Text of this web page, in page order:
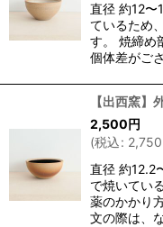
直径 約12
ているため
す。 焼締め
個体差がご
【出西窯】
2,500円
(税込: 2,750
直径 約12.2
で焼いてい
薬のかかり
文の際は、